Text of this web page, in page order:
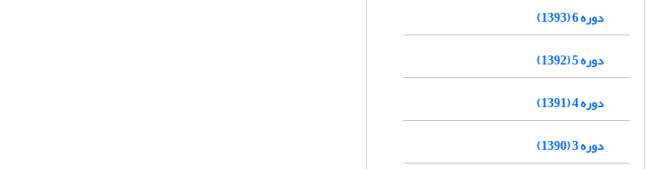
دوره 6 (1393)
دوره 5 (1392)
دوره 4 (1391)
دوره 3 (1390)